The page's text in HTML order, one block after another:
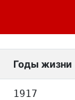
Годы жизни
1917